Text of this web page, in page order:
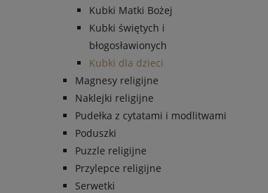
Kubki Matki Bożej
Kubki świętych i
błogosławionych
Kubki dla dzieci
Magnesy religijne
Naklejki religijne
Pudełka z cytatami i modlitwami
Poduszki
Puzzle religijne
Przylepce religijne
Serwetki